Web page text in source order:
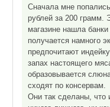
Сначала мне
рублей за 200 грамм.
магазине нашла
получается намного
предпочитают
запах настоящего
образовывается
сходят по консервам.
Они так сделаны, что